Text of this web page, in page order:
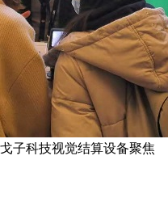
子科技视觉结算设备聚焦